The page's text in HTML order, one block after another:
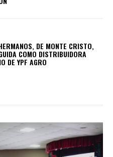
DE MONTE CRISTO,
COMO DISTRIBUIDORA
DE YPF AGRO